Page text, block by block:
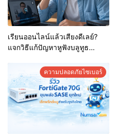
เรียนออนไลน์แล้วเสียงดีเลย์?
แจกวิธีแก้ปัญหาหูฟังบลูทูธ
ฉบับสมบูรณ์สำหรับนักศึกษา
ความปลอดภัยไซเบอร์